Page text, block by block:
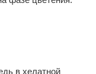
в хелатной